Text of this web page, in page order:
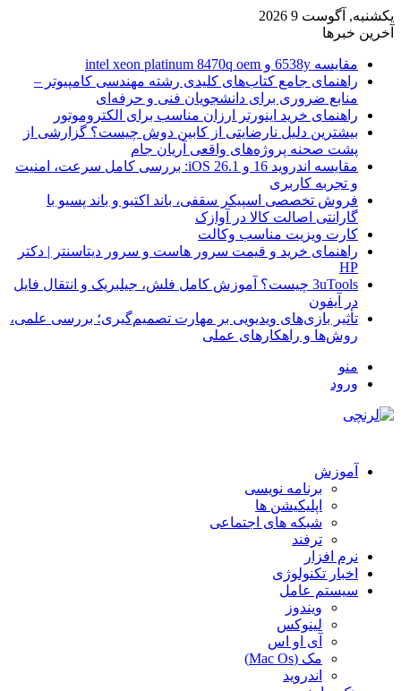
یکشنبه, آگوست 9 2026
آخرین خبرها
مقایسه 6538y و intel xeon platinum 8470q oem
راهنمای جامع کتاب‌های کلیدی رشته مهندسی کامپیوتر –
منابع ضروری برای دانشجویان فنی و حرفه‌ای
راهنمای خرید اینورتر ارزان مناسب برای الکتروموتور
بیشترین دلیل نارضایتی از کابین دوش چیست؟ گزارشی از
پشت صحنه پروژه‌های واقعی آریان جام
مقایسه اندروید 16 و iOS 26.1: بررسی کامل سرعت، امنیت
و تجربه کاربری
فروش تخصصی اسپیکر سقفی، باند اکتیو و باند پسیو با
گارانتی اصالت کالا در آوازک
کارت ویزیت مناسب وکالت
راهنمای خرید و قیمت سرور هاست و سرور دیتاسنتر | دکتر
HP
3uTools چیست؟ آموزش کامل فلش، جیلبریک و انتقال فایل
در آیفون
تأثیر بازی‌های ویدیویی بر مهارت تصمیم‌گیری؛ بررسی علمی،
روش‌ها و راهکارهای عملی
منو
ورود
آموزش
برنامه نویسی
اپلیکیشن ها
شبکه های اجتماعی
ترفند
نرم افزار
اخبار تکنولوژی
سیستم عامل
ویندوز
لینوکس
آی او اس
مک (Mac Os)
اندروید